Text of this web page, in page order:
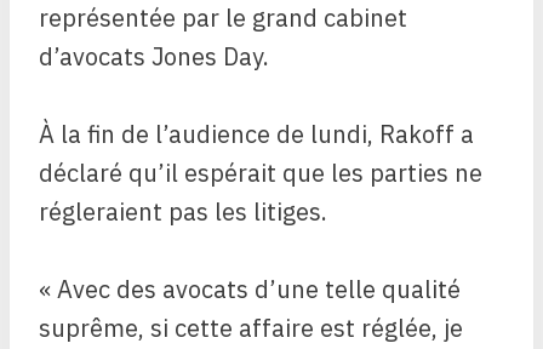
représentée par le grand cabinet
d’avocats Jones Day.
À la fin de l’audience de lundi, Rakoff a
déclaré qu’il espérait que les parties ne
régleraient pas les litiges.
« Avec des avocats d’une telle qualité
suprême, si cette affaire est réglée, je